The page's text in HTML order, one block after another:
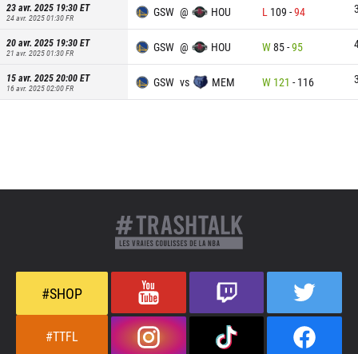
23 avr. 2025 19:30ET
24 avr. 2025 01:30FR GSW @ HOU L 109 -94
20 avr. 2025 19:30ET
21 avr. 2025 01:30FR GSW @ HOU W85-95
15 avr. 2025 20:00ET
16 avr. 2025 02:00FR GSW vs MEM W 121 - 116
#SHOP
#TTFL